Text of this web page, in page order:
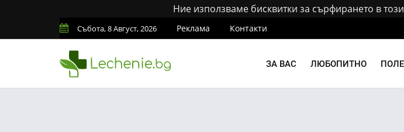
Ние използваме бисквитки за сърфирането в
Събота, 8 Август, 2026 Реклама Контакти
ЗА ВАС ЛЮБОПИТНО